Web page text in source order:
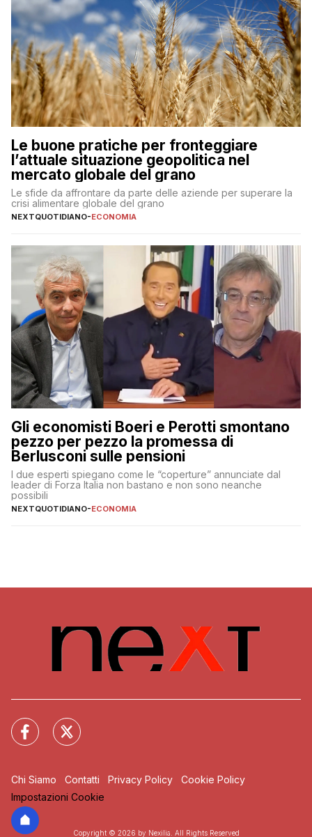
Le buone pratiche per fronteggiare
l’attuale situazione geopolitica nel
mercato globale del grano
Le sfide da affrontare da parte delle aziende per superare la
crisi alimentare globale del grano
NEXTQUOTIDIANO-ECONOMIA
Gli economisti Boeri e Perotti smontano
pezzo per pezzo la promessa di
Berlusconi sulle pensioni
I due esperti spiegano come le “coperture” annunciate dal
leader di Forza Italia non bastano e non sono neanche
possibili
NEXTQUOTIDIANO-ECONOMIA
Chi Siamo Contatti Privacy Policy
Cookie Policy
Impostazioni Cookie
Copyright © 2026 by Nexilia. All Rights Reserved